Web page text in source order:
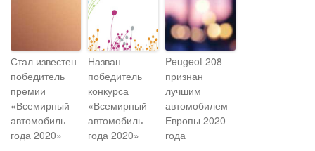
Стал известен
победитель
премии
«Всемирный
автомобиль
года 2020»
Назван
победитель
конкурса
«Всемирный
автомобиль
года 2020»
Peugeot 208
признан
лучшим
автомобилем
Европы 2020
года